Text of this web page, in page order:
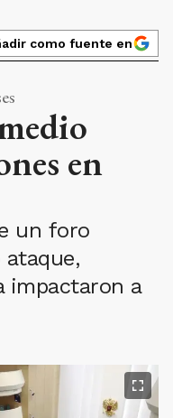
como fuente en
en
un foro
impactaron a